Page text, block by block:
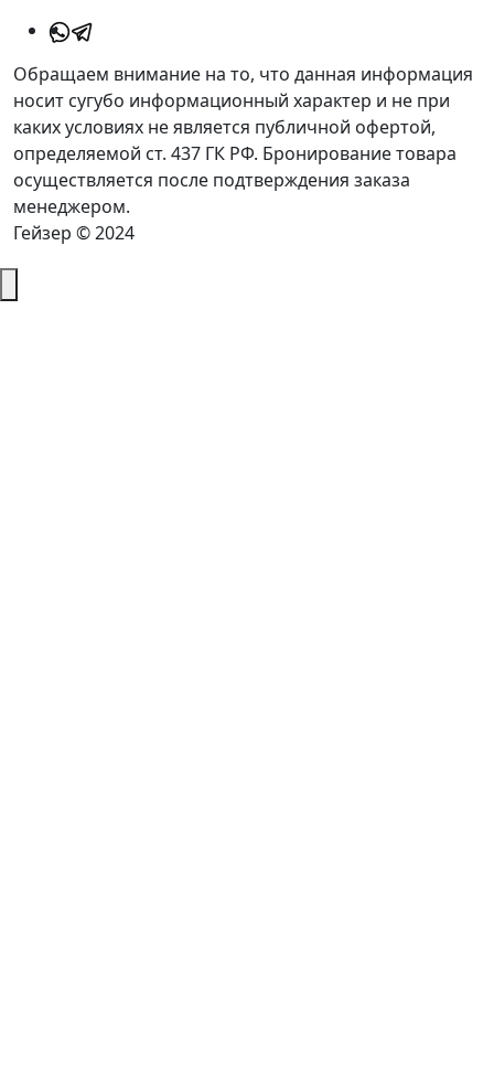
Обращаем внимание на то, что данная информация
носит сугубо информационный характер и не при
каких условиях не является публичной офертой,
определяемой ст. 437 ГК РФ. Бронирование товара
осуществляется после подтверждения заказа
менеджером.
Гейзер © 2024